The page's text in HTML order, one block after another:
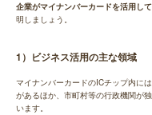
企業がマイナンバーカードを活用し
明しましょう。
1）ビジネス活用の主な領域
マイナンバーカードのICチップ内に
があるほか、市町村等の行政機関が
います。